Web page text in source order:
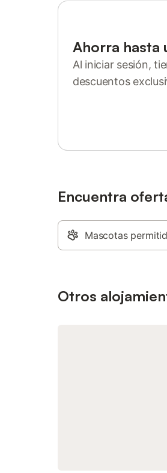
Ahorra hasta
Al iniciar sesión,
descuentos
Encuentra
Mascotas
Otros